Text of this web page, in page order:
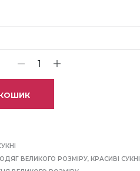
ВЕЛИКОГО РОЗМІРУ,КРАСИВІ СУКНІ